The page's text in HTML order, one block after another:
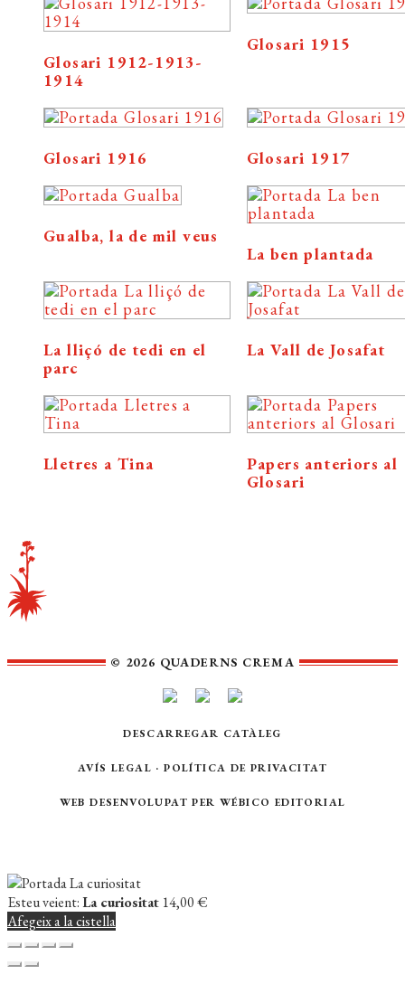
Glosari 1912-1913-
1914
Glosari 1915
Glosari 1916 Glosari 1917
Gualba, la de mil veus
La ben plantada
La lliçó de tedi en el
parc
La Vall de Josafat
Lletres a Tina
Papers anteriors al
Glosari
© 2026 QUADERNS CREMA
DESCARREGAR CATÀLEG
AVÍS LEGAL ·POLÍTICA DE PRIVACITAT
WEB DESENVOLUPAT PER WÉBICO EDITORIAL
Esteu veient:La curiositat 14,00€
Afegeix a la cistella